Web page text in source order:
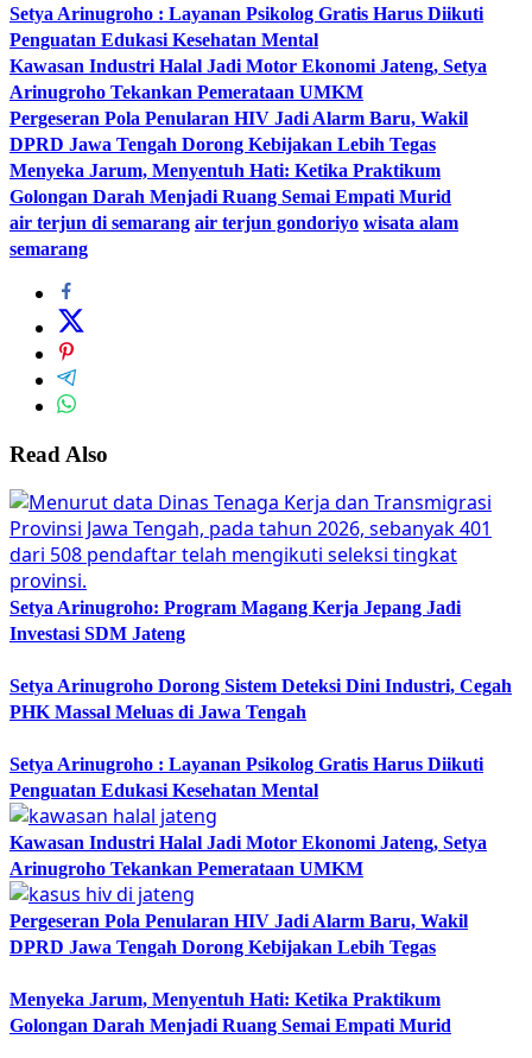
Setya Arinugroho : Layanan Psikolog Gratis Harus Diikuti
Penguatan Edukasi Kesehatan Mental
Kawasan Industri Halal Jadi Motor Ekonomi Jateng, Setya
Arinugroho Tekankan Pemerataan UMKM
Pergeseran Pola Penularan HIV Jadi Alarm Baru, Wakil
DPRD Jawa Tengah Dorong Kebijakan Lebih Tegas
Menyeka Jarum, Menyentuh Hati: Ketika Praktikum
Golongan Darah Menjadi Ruang Semai Empati Murid
air terjun di semarang air terjun gondoriyo wisata alam
semarang
Read Also
Setya Arinugroho: Program Magang Kerja Jepang Jadi
Investasi SDM Jateng
Setya Arinugroho Dorong Sistem Deteksi Dini Industri, Cegah
PHK Massal Meluas di Jawa Tengah
Setya Arinugroho : Layanan Psikolog Gratis Harus Diikuti
Penguatan Edukasi Kesehatan Mental
Kawasan Industri Halal Jadi Motor Ekonomi Jateng, Setya
Arinugroho Tekankan Pemerataan UMKM
Pergeseran Pola Penularan HIV Jadi Alarm Baru, Wakil
DPRD Jawa Tengah Dorong Kebijakan Lebih Tegas
Menyeka Jarum, Menyentuh Hati: Ketika Praktikum
Golongan Darah Menjadi Ruang Semai Empati Murid